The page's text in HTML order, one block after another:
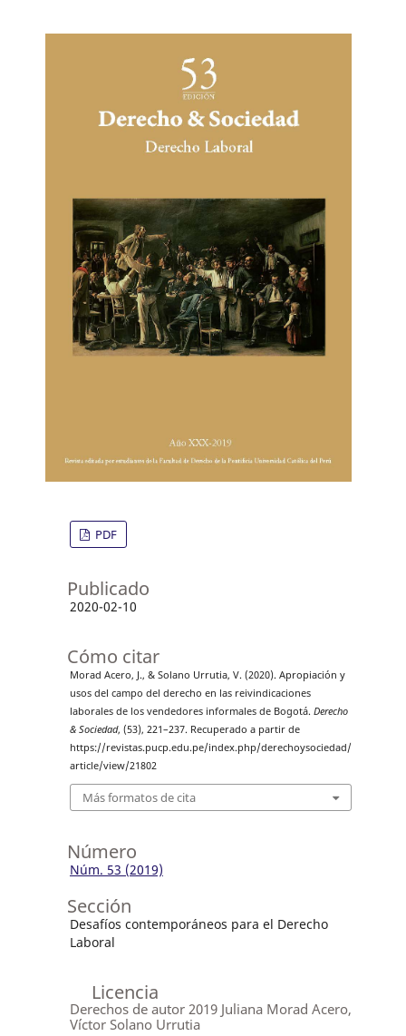
PDF
Publicado
2020-02-10
Cómo citar
Morad Acero, J., & Solano Urrutia, V. (2020). Apropiación y
usos del campo del derecho en las reivindicaciones
laborales de los vendedores informales de Bogotá. Derecho
& Sociedad, (53), 221–237. Recuperado a partir de
https://revistas.pucp.edu.pe/index.php/derechoysociedad/
article/view/21802
Más formatos de cita
Número
Núm. 53 (2019)
Sección
Desafíos contemporáneos para el Derecho
Laboral
Licencia
Derechos de autor 2019 Juliana Morad Acero,
Víctor Solano Urrutia